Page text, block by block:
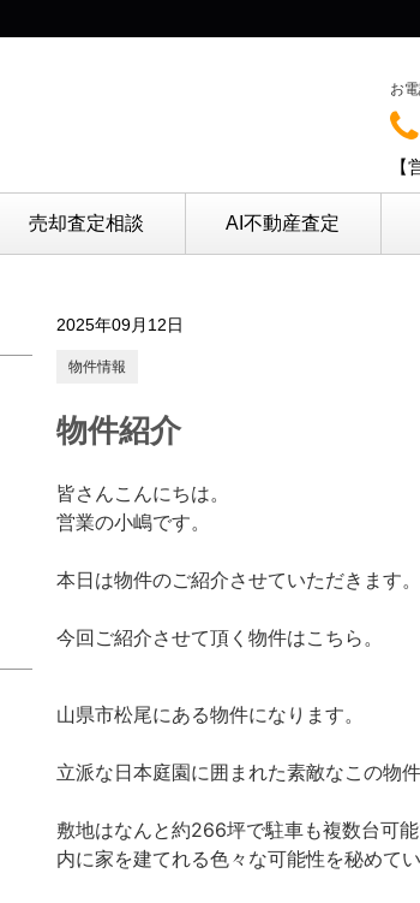
お
売却査定相談 AI不動産査定
2025年09月12日
物件情報
物件紹介
皆さんこんにちは。
営業の小嶋です。
本日は物件のご紹介させていただきます。
今回ご紹介させて頂く物件はこちら。
山県市松尾にある物件になります。
立派な日本庭園に囲まれた素敵なこの物
敷地はなんと約266坪で駐車も複数台可
内に家を建てれる色々な可能性を秘めて